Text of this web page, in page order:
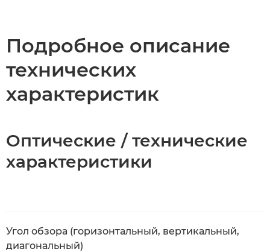
Подробное описание
технических
характеристик
Оптические / технические
характеристики
Угол обзора (горизонтальный, вертикальный,
диагональный)